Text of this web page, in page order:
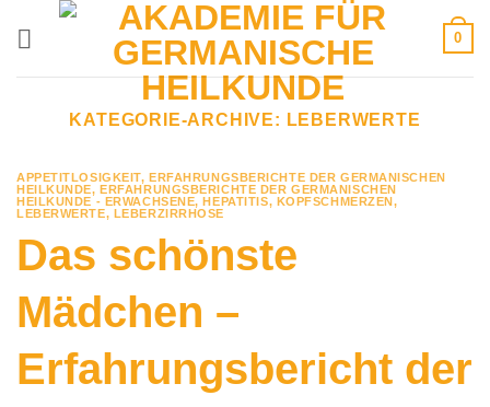
0
KATEGORIE-ARCHIVE: LEBERWERTE
APPETITLOSIGKEIT,ERFAHRUNGSBERICHTE DER GERMANISCHEN
HEILKUNDE,ERFAHRUNGSBERICHTE DER GERMANISCHEN
HEILKUNDE - ERWACHSENE,HEPATITIS, KOPFSCHMERZEN,
LEBERWERTE, LEBERZIRRHOSE
Das schönste
Mädchen –
Erfahrungsbericht der